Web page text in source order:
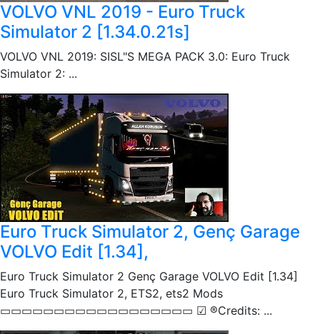
VOLVO VNL 2019 - Euro Truck
Simulator 2 [1.34.0.21s]
VOLVO VNL 2019: SISL"S MEGA PACK 3.0: Euro Truck
Simulator 2: ...
Euro Truck Simulator 2, Genç Garage
VOLVO Edit [1.34],
Euro Truck Simulator 2 Genç Garage VOLVO Edit [1.34]
Euro Truck Simulator 2, ETS2, ets2 Mods
▭▭▭▭▭▭▭▭▭▭▭▭▭▭▭▭▭▭ ☑ ®️Credits: ...